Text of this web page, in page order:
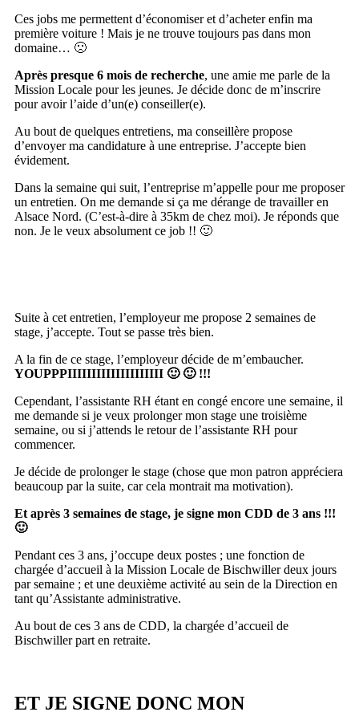
Ces jobs me permettent d’économiser et d’acheter enfin ma
première voiture ! Mais je ne trouve toujours pas dans mon
domaine… 🙁
Après presque 6 mois de recherche, une amie me parle de la
Mission Locale pour les jeunes. Je décide donc de m’inscrire
pour avoir l’aide d’un(e) conseiller(e).
Au bout de quelques entretiens, ma conseillère propose
d’envoyer ma candidature à une entreprise. J’accepte bien
évidement.
Dans la semaine qui suit, l’entreprise m’appelle pour me proposer
un entretien. On me demande si ça me dérange de travailler en
Alsace Nord. (C’est-à-dire à 35km de chez moi). Je réponds que
non. Je le veux absolument ce job !! 🙂
Suite à cet entretien, l’employeur me propose 2 semaines de
stage, j’accepte. Tout se passe très bien.
A la fin de ce stage, l’employeur décide de m’embaucher.
YOUPPPIIIIIIIIIIIIIIIIIIII 🙂 🙂 !!!
Cependant, l’assistante RH étant en congé encore une semaine, il
me demande si je veux prolonger mon stage une troisième
semaine, ou si j’attends le retour de l’assistante RH pour
commencer.
Je décide de prolonger le stage (chose que mon patron appréciera
beaucoup par la suite, car cela montrait ma motivation).
Et après 3 semaines de stage, je signe mon CDD de 3 ans !!!
🙂
Pendant ces 3 ans, j’occupe deux postes ; une fonction de
chargée d’accueil à la Mission Locale de Bischwiller deux jours
par semaine ; et une deuxième activité au sein de la Direction en
tant qu’Assistante administrative.
Au bout de ces 3 ans de CDD, la chargée d’accueil de
Bischwiller part en retraite.
ET JE SIGNE DONC MON